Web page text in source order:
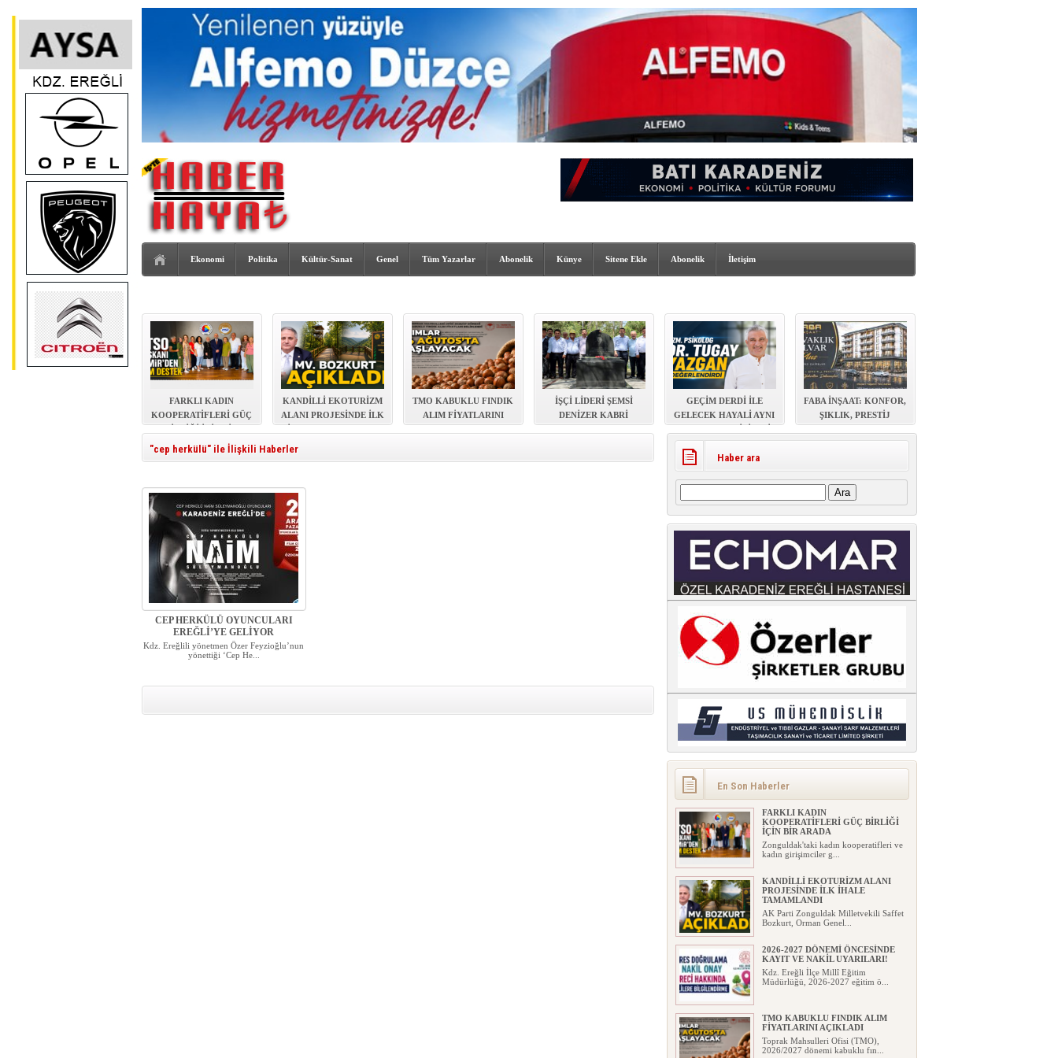
Ekonomi Politika Kültür-Sanat Genel Tüm Yazarlar Abonelik Künye Sitene Ekle Abonelik İletişim
FARKLI KADIN
KOOPERATİFLERİ GÜÇ
ARADA
KANDİLLİ EKOTURİZM
ALANI PROJESİNDE İLK
TMO KABUKLU FINDIK
ALIM FİYATLARINI
İŞÇİ LİDERİ ŞEMSİ
DENİZER KABRİ
GEÇİM DERDİ İLE
GELECEK HAYALİ AYNI
FABA İNŞAAT: KONFOR,
ŞIKLIK, PRESTİJ
"cep herkülü" ile İlişkili Haberler
CEP HERKÜLÜ OYUNCULARI
EREĞLİ’YE GELİYOR
Kdz. Ereğlili yönetmen Özer Feyzioğlu’nun
yönettiği ‘Cep He...
Haber ara
Arama:
En Son Haberler
FARKLI KADIN
KOOPERATİFLERİ GÜÇ BİRLİĞİ
İÇİN BİR ARADA
Zonguldak'taki kadın kooperatifleri ve
kadın girişimciler g...
KANDİLLİ EKOTURİZM ALANI
PROJESİNDE İLK İHALE
TAMAMLANDI
AK Parti Zonguldak Milletvekili Saffet
Bozkurt, Orman Genel...
2026-2027 DÖNEMİ ÖNCESİNDE
KAYIT VE NAKİL UYARILARI!
Kdz. Ereğli İlçe Millî Eğitim
Müdürlüğü, 2026-2027 eğitim ö...
TMO KABUKLU FINDIK ALIM
FİYATLARINI AÇIKLADI
Toprak Mahsulleri Ofisi (TMO),
2026/2027 dönemi kabuklu fın...